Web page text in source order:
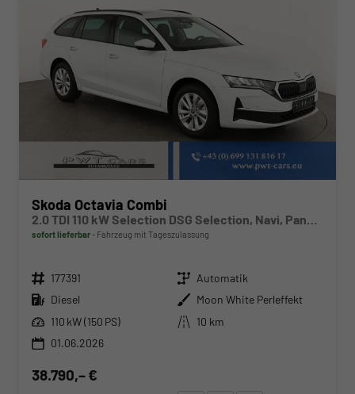
Skoda Octavia Combi
2.0 TDI 110 kW Selection DSG Selection, Navi, Pano, AHK, Teilleder, 5-J Garantie
sofort lieferbar Fahrzeug mit Tageszulassung
Fahrzeugnr. 177391 Getriebe Automatik
Kraftstoff Diesel Außenfarbe Moon White Perleffekt
Leistung 110 kW (150 PS) Kilometerstand
10 km
01.06.2026
38.790,– €